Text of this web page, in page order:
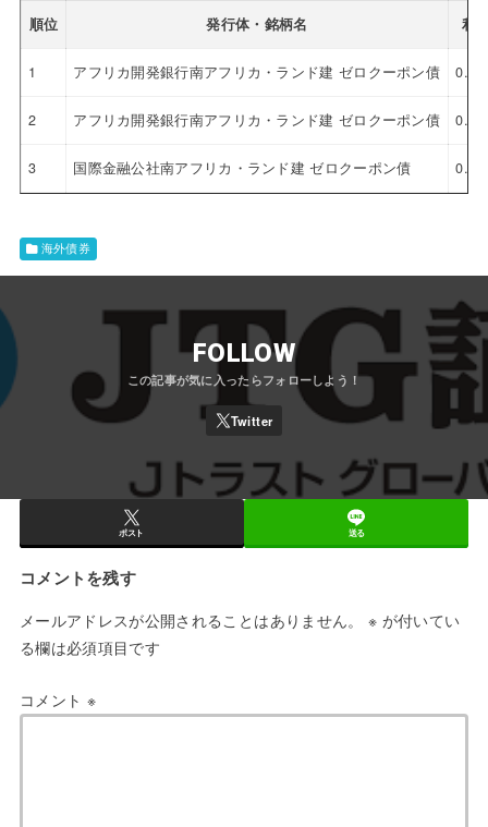
順位 発行体・銘柄名 利
1 アフリカ開発銀行南アフリカ・ランド建 ゼロクーポン債
2 アフリカ開発銀行南アフリカ・ランド建 ゼロクーポン債
3 国際金融公社南アフリカ・ランド建 ゼロクーポン債
海外債券
FOLLOW
ポスト 送る
コメントを残す
メールアドレスが公開されることはありません。 ※ が付いてい
る欄は必須項目です
コメント ※